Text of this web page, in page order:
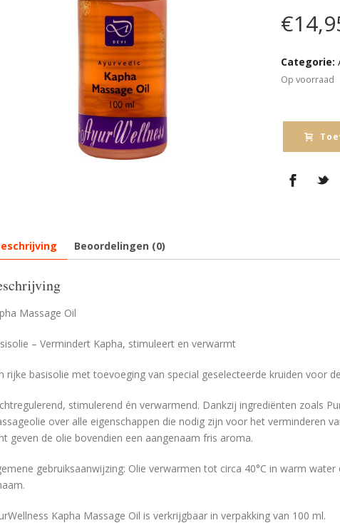
€
Categorie:
Op voorraad
Beoordelingen (0)
Massage Oil
– Vermindert Kapha, stimuleert en verwarmt
rijke basisolie met toevoeging van special geselecteerde kruiden voor
stimulerend én verwarmend. Dankzij ingrediënten zoals
over alle eigenschappen die nodig zijn voor het verminderen
geven de olie bovendien een aangenaam fris aroma.
gebruiksaanwijzing: Olie verwarmen tot circa 40°C in warm
Kapha Massage Oil is verkrijgbaar in verpakking van 100 ml.